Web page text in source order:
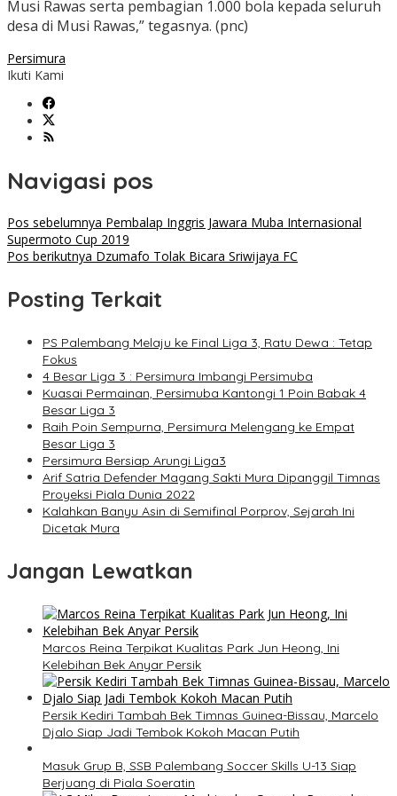
Musi Rawas serta pembagian 1.000 bola kepada seluruh
desa di Musi Rawas,” tegasnya. (pnc)
Persimura
Ikuti Kami
Navigasi pos
Pos sebelumnya Pembalap Inggris Jawara Muba Internasional
Supermoto Cup 2019
Pos berikutnya Dzumafo Tolak Bicara Sriwijaya FC
Posting Terkait
PS Palembang Melaju ke Final Liga 3, Ratu Dewa : Tetap
Fokus
4 Besar Liga 3 : Persimura Imbangi Persimuba
Kuasai Permainan, Persimuba Kantongi 1 Poin Babak 4
Besar Liga 3
Raih Poin Sempurna, Persimura Melengang ke Empat
Besar Liga 3
Persimura Bersiap Arungi Liga3
Arif Satria Defender Magang Sakti Mura Dipanggil Timnas
Proyeksi Piala Dunia 2022
Kalahkan Banyu Asin di Semifinal Porprov, Sejarah Ini
Dicetak Mura
Jangan Lewatkan
Marcos Reina Terpikat Kualitas Park Jun Heong, Ini
Kelebihan Bek Anyar Persik
Persik Kediri Tambah Bek Timnas Guinea-Bissau, Marcelo
Djalo Siap Jadi Tembok Kokoh Macan Putih
Masuk Grup B, SSB Palembang Soccer Skills U-13 Siap
Berjuang di Piala Soeratin